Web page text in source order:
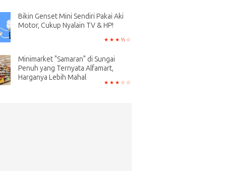
Bikin Genset Mini Sendiri Pakai Aki
Motor, Cukup Nyalain TV & HP!
Minimarket "Samaran" di Sungai
Penuh yang Ternyata Alfamart,
Harganya Lebih Mahal